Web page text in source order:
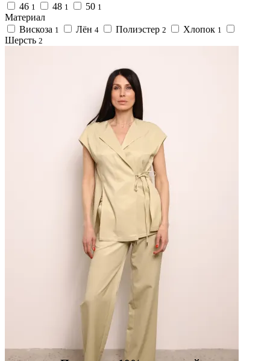
46 1 48 1 50 1
Материал
Вискоза 1 Лён 4 Полиэстер 2 Хлопок 1
Шерсть 2